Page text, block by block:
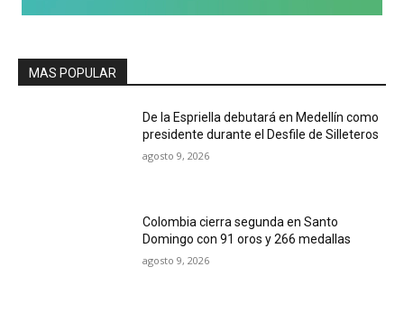
MAS POPULAR
De la Espriella debutará en Medellín como
presidente durante el Desfile de Silleteros
agosto 9, 2026
Colombia cierra segunda en Santo
Domingo con 91 oros y 266 medallas
agosto 9, 2026